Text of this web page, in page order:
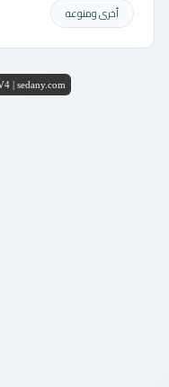
أخرى ومنوعه
| sedany.com